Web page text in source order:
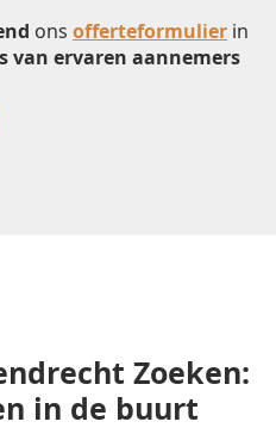
ons offerteformulier in
van ervaren aannemers
Zoeken:
in de buurt